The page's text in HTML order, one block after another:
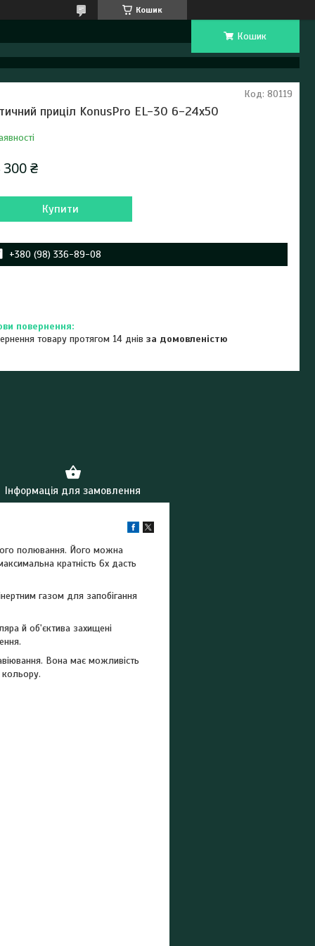
Кошик
Кошик
приціл KonusPro EL-30 6-24x50
Код: 80119
300 ₴
Купити
+380 (98) 336-89-08
товару протягом 14 днівза домовленістю
Інформація для замовлення
полювання. Його можна
кратність 6х дасть
газом для запобігання
й об'єктива захищені
Вона має можливість
кольору.